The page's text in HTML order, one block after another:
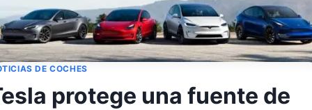
DE COCHES
protege una fuente de